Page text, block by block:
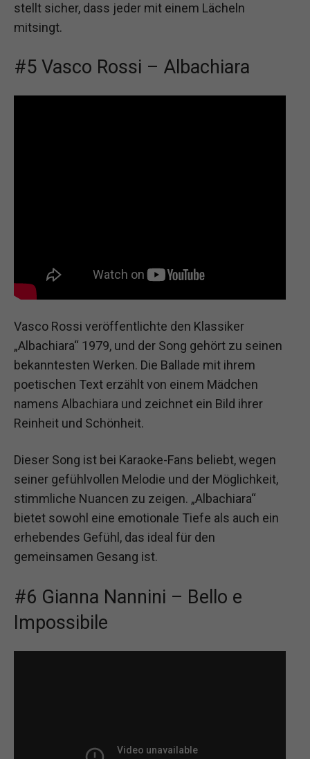
stellt sicher, dass jeder mit einem Lächeln
mitsingt.
#5 Vasco Rossi – Albachiara
Vasco Rossi veröffentlichte den Klassiker
„Albachiara“ 1979, und der Song gehört zu seinen
bekanntesten Werken. Die Ballade mit ihrem
poetischen Text erzählt von einem Mädchen
namens Albachiara und zeichnet ein Bild ihrer
Reinheit und Schönheit.
Dieser Song ist bei Karaoke-Fans beliebt, wegen
seiner gefühlvollen Melodie und der Möglichkeit,
stimmliche Nuancen zu zeigen. „Albachiara“
bietet sowohl eine emotionale Tiefe als auch ein
erhebendes Gefühl, das ideal für den
gemeinsamen Gesang ist.
#6 Gianna Nannini – Bello e
Impossibile